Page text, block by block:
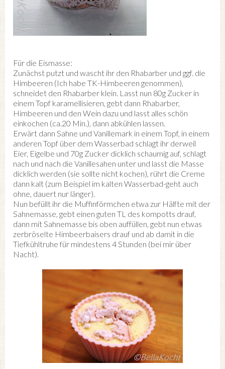
Für die Eismasse:
Zunächst putzt und wascht ihr den Rhabarber und ggf. die
Himbeeren (Ich habe TK-Himbeeren genommen),
schneidet den Rhabarber klein. Lasst nun 80g Zucker in
einem Topf karamellisieren, gebt dann Rhabarber,
Himbeeren und den Wein dazu und lasst alles schön
einkochen (ca.20 Min.), dann abkühlen lassen.
Erwärt dann Sahne und Vanillemark in einem Topf, in einem
anderen Topf über dem Wasserbad schlagt ihr derweil
Eier, Eigelbe und 70g Zucker dicklich schaumig auf, schlagt
nach und nach die Vanillesahen unter und lasst die Masse
dicklich werden (sie sollte nicht kochen), rührt die Creme
dann kalt (zum Beispiel im kalten Wasserbad-geht auch
ohne, dauert nur länger).
Nun befüllt ihr die Muffinförmchen etwa zur Hälfte mit der
Sahnemasse, gebt einen guten TL des kompotts drauf,
dann mit Sahnemasse bis oben auffüllen, gebt nun etwas
zerbröselte Himbeerbaisers drauf und ab damit in die
Tiefkühltruhe für mindestens 4 Stunden (bei mir über
Nacht).